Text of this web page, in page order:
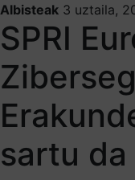
Albisteak 3 uztaila,
SPRI
sartu da